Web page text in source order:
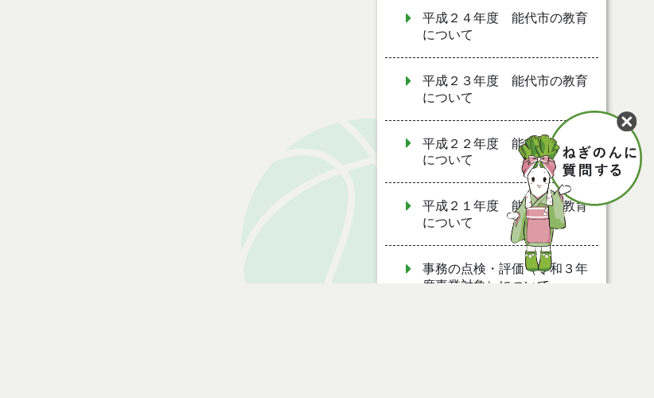
平成２４年度 能代市の教育
について
平成２３年度 能代市の教育
について
平成２２年度 能代市の教育
について
平成２１年度 能代市の教育
について
事務の点検・評価（令和３年
度事業対象）について